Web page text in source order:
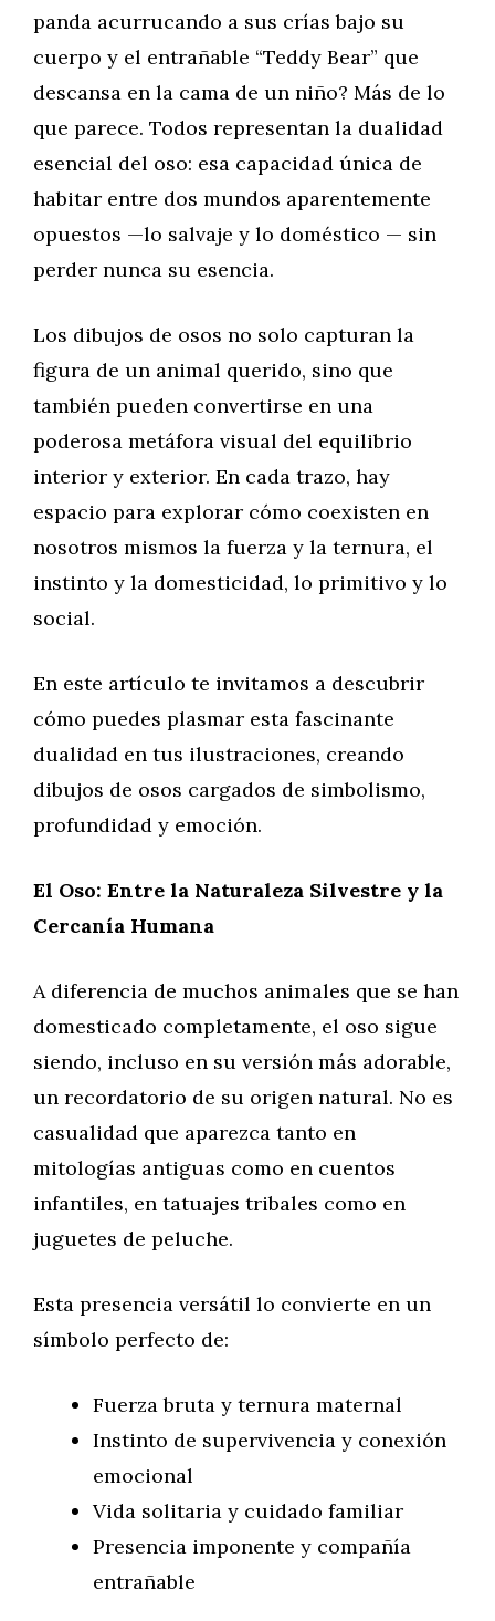
panda acurrucando a sus crías bajo su
cuerpo y el entrañable “Teddy Bear” que
descansa en la cama de un niño? Más de lo
que parece. Todos representan la dualidad
esencial del oso: esa capacidad única de
habitar entre dos mundos aparentemente
opuestos —lo salvaje y lo doméstico — sin
perder nunca su esencia.
Los dibujos de osos no solo capturan la
figura de un animal querido, sino que
también pueden convertirse en una
poderosa metáfora visual del equilibrio
interior y exterior. En cada trazo, hay
espacio para explorar cómo coexisten en
nosotros mismos la fuerza y la ternura, el
instinto y la domesticidad, lo primitivo y lo
social.
En este artículo te invitamos a descubrir
cómo puedes plasmar esta fascinante
dualidad en tus ilustraciones, creando
dibujos de osos cargados de simbolismo,
profundidad y emoción.
El Oso: Entre la Naturaleza Silvestre y la
Cercanía Humana
A diferencia de muchos animales que se han
domesticado completamente, el oso sigue
siendo, incluso en su versión más adorable,
un recordatorio de su origen natural. No es
casualidad que aparezca tanto en
mitologías antiguas como en cuentos
infantiles, en tatuajes tribales como en
juguetes de peluche.
Esta presencia versátil lo convierte en un
símbolo perfecto de:
Fuerza bruta y ternura maternal
Instinto de supervivencia y conexión
emocional
Vida solitaria y cuidado familiar
Presencia imponente y compañía
entrañable